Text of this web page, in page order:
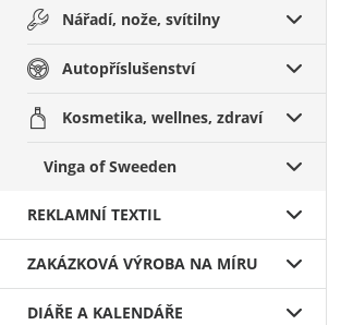
Nářadí, nože, svítilny
Autopříslušenství
Kosmetika, wellnes, zdraví
Vinga of Sweeden
REKLAMNÍ TEXTIL
ZAKÁZKOVÁ VÝROBA NA MÍRU
DIÁŘE A KALENDÁŘE